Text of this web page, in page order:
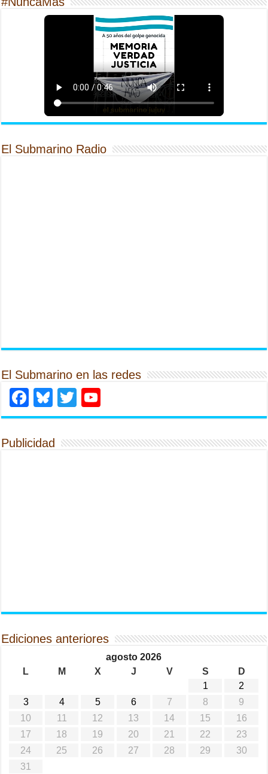
El Submarino Radio
El Submarino en las redes
Facebook
Bluesky
Twitter
Publicidad
Ediciones anteriores
agosto 2026
L
M X J V S
D
1
2
3
4 5 6 7 8
9
10
11 12 13 14 15
16
17
18 19 20 21 22
23
24
25 26 27 28 29
30
31